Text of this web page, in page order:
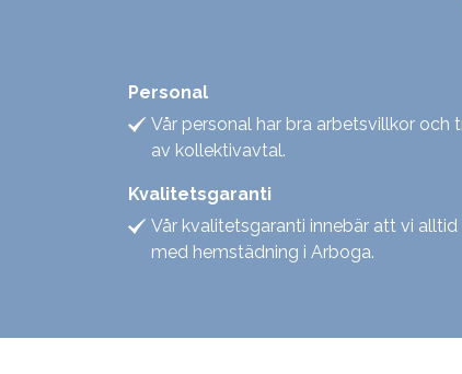
Personal
Vår personal har bra arbetsvillkor
av kollektivavtal.
Kvalitetsgaranti
Vår kvalitetsgaranti innebär att vi
med hemstädning i Arboga.